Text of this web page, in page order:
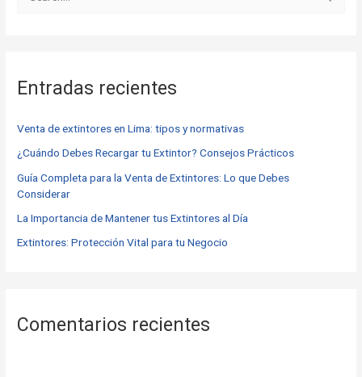
a
p
o
r
:
Entradas recientes
Venta de extintores en Lima: tipos y normativas
¿Cuándo Debes Recargar tu Extintor? Consejos Prácticos
Guía Completa para la Venta de Extintores: Lo que Debes
Considerar
La Importancia de Mantener tus Extintores al Día
Extintores: Protección Vital para tu Negocio
Comentarios recientes